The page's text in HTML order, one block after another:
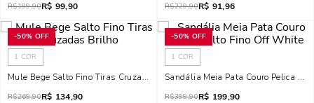
R$199,90R$ 99,90 R$229,90R$ 91,96
-50% OFF
1 COR
Mule Bege Salto Fino Tiras Cruzadas Brilho
R$269,90R$ 134,90
-50% OFF
1 COR
Sandália Meia Pata Couro Pelica
R$399,90R$ 199,90